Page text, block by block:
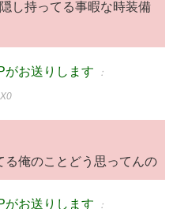
し持ってる事暇な時装備
がお送りします ：
る俺のことどう思ってんの
がお送りします ：